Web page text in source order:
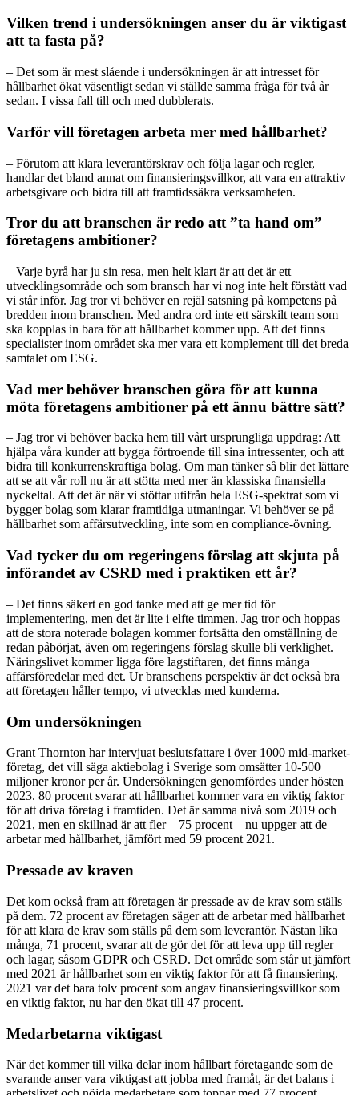
Vilken trend i undersökningen anser du är viktigast
att ta fasta på?
– Det som är mest slående i undersökningen är att intresset för
hållbarhet ökat väsentligt sedan vi ställde samma fråga för två år
sedan. I vissa fall till och med dubblerats.
Varför vill företagen arbeta mer med hållbarhet?
– Förutom att klara leverantörskrav och följa lagar och regler,
handlar det bland annat om finansieringsvillkor, att vara en attraktiv
arbetsgivare och bidra till att framtidssäkra verksamheten.
Tror du att branschen är redo att ”ta hand om”
företagens ambitioner?
– Varje byrå har ju sin resa, men helt klart är att det är ett
utvecklingsområde och som bransch har vi nog inte helt förstått vad
vi står inför. Jag tror vi behöver en rejäl satsning på kompetens på
bredden inom branschen. Med andra ord inte ett särskilt team som
ska kopplas in bara för att hållbarhet kommer upp. Att det finns
specialister inom området ska mer vara ett komplement till det breda
samtalet om ESG.
Vad mer behöver branschen göra för att kunna
möta företagens ambitioner på ett ännu bättre sätt?
– Jag tror vi behöver backa hem till vårt ursprungliga uppdrag: Att
hjälpa våra kunder att bygga förtroende till sina intressenter, och att
bidra till konkurrenskraftiga bolag. Om man tänker så blir det lättare
att se att vår roll nu är att stötta med mer än klassiska finansiella
nyckeltal. Att det är när vi stöttar utifrån hela ESG-spektrat som vi
bygger bolag som klarar framtidiga utmaningar. Vi behöver se på
hållbarhet som affärsutveckling, inte som en compliance-övning.
Vad tycker du om regeringens förslag att skjuta på
införandet av CSRD med i praktiken ett år?
– Det finns säkert en god tanke med att ge mer tid för
implementering, men det är lite i elfte timmen. Jag tror och hoppas
att de stora noterade bolagen kommer fortsätta den omställning de
redan påbörjat, även om regeringens förslag skulle bli verklighet.
Näringslivet kommer ligga före lagstiftaren, det finns många
affärsföredelar med det. Ur branschens perspektiv är det också bra
att företagen håller tempo, vi utvecklas med kunderna.
Om undersökningen
Grant Thornton har intervjuat beslutsfattare i över 1000 mid-market-
företag, det vill säga aktiebolag i Sverige som omsätter 10-500
miljoner kronor per år. Undersökningen genomfördes under hösten
2023. 80 procent svarar att hållbarhet kommer vara en viktig faktor
för att driva företag i framtiden. Det är samma nivå som 2019 och
2021, men en skillnad är att fler – 75 procent – nu uppger att de
arbetar med hållbarhet, jämfört med 59 procent 2021.
Pressade av kraven
Det kom också fram att företagen är pressade av de krav som ställs
på dem. 72 procent av företagen säger att de arbetar med hållbarhet
för att klara de krav som ställs på dem som leverantör. Nästan lika
många, 71 procent, svarar att de gör det för att leva upp till regler
och lagar, såsom GDPR och CSRD. Det område som står ut jämfört
med 2021 är hållbarhet som en viktig faktor för att få finansiering.
2021 var det bara tolv procent som angav finansieringsvillkor som
en viktig faktor, nu har den ökat till 47 procent.
Medarbetarna viktigast
När det kommer till vilka delar inom hållbart företagande som de
svarande anser vara viktigast att jobba med framåt, är det balans i